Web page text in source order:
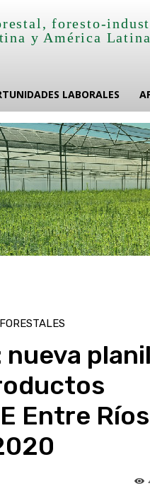
foresto-
y América
LABORALES
nueva
Entre